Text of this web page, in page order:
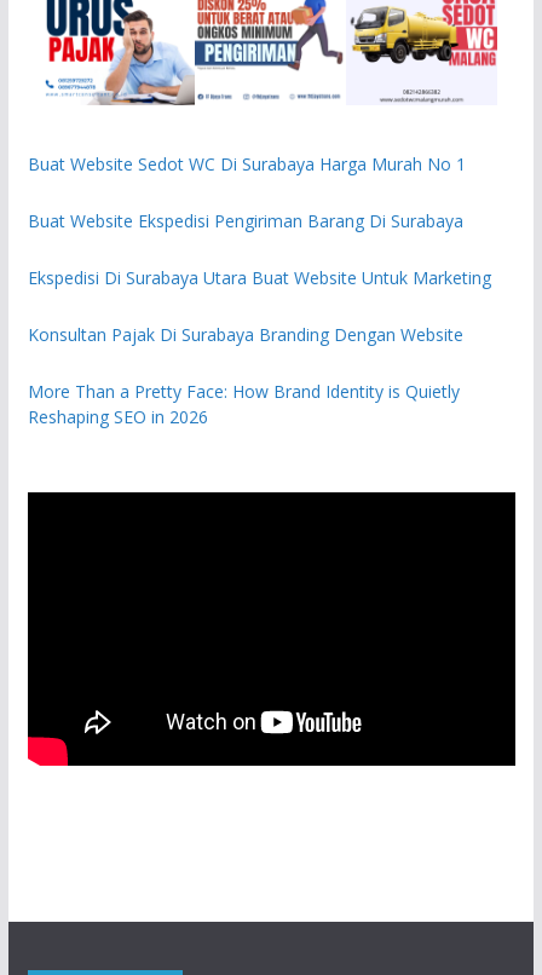
Buat Website Sedot WC Di Surabaya Harga Murah No 1
Buat Website Ekspedisi Pengiriman Barang Di Surabaya
Ekspedisi Di Surabaya Utara Buat Website Untuk Marketing
Konsultan Pajak Di Surabaya Branding Dengan Website
More Than a Pretty Face: How Brand Identity is Quietly
Reshaping SEO in 2026